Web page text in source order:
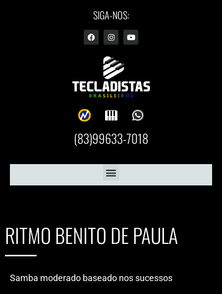
SIGA-NOS:
(83)99633-7018
RITMO BENITO DE PAULA
Samba moderado baseado nos sucessos